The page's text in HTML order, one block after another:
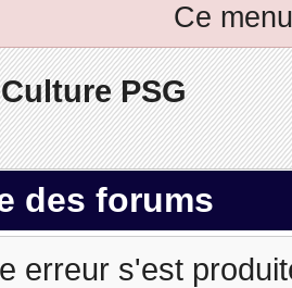
Ce
PSG
des forums
erreur s'est